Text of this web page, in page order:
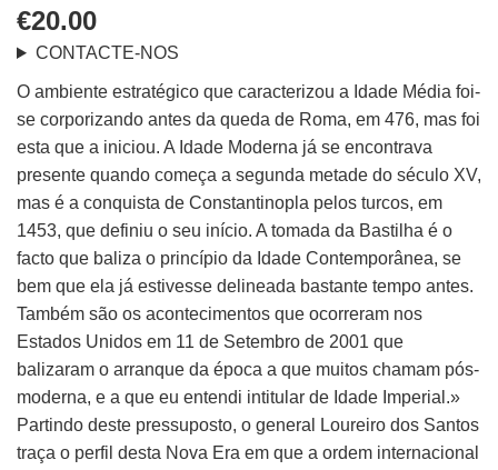
€20.00
CONTACTE-NOS
O ambiente estratégico que caracterizou a Idade Média foi-
se corporizando antes da queda de Roma, em 476, mas foi
esta que a iniciou. A Idade Moderna já se encontrava
presente quando começa a segunda metade do século XV,
mas é a conquista de Constantinopla pelos turcos, em
1453, que definiu o seu início. A tomada da Bastilha é o
facto que baliza o princípio da Idade Contemporânea, se
bem que ela já estivesse delineada bastante tempo antes.
Também são os acontecimentos que ocorreram nos
Estados Unidos em 11 de Setembro de 2001 que
balizaram o arranque da época a que muitos chamam pós-
moderna, e a que eu entendi intitular de Idade Imperial.»
Partindo deste pressuposto, o general Loureiro dos Santos
traça o perfil desta Nova Era em que a ordem internacional